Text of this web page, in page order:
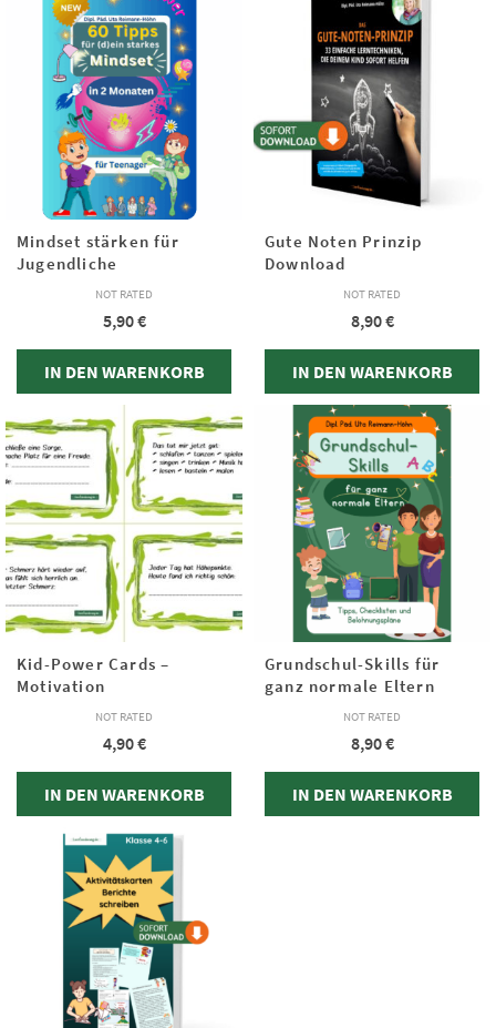
Mindset stärken für
Jugendliche
NOT RATED
5,90€
IN DEN WARENKORB
Gute Noten Prinzip
Download
NOT RATED
8,90€
IN DEN WARENKORB
Kid-Power Cards –
Motivation
NOT RATED
4,90€
IN DEN WARENKORB
Grundschul-Skills für
ganz normale Eltern
NOT RATED
8,90€
IN DEN WARENKORB